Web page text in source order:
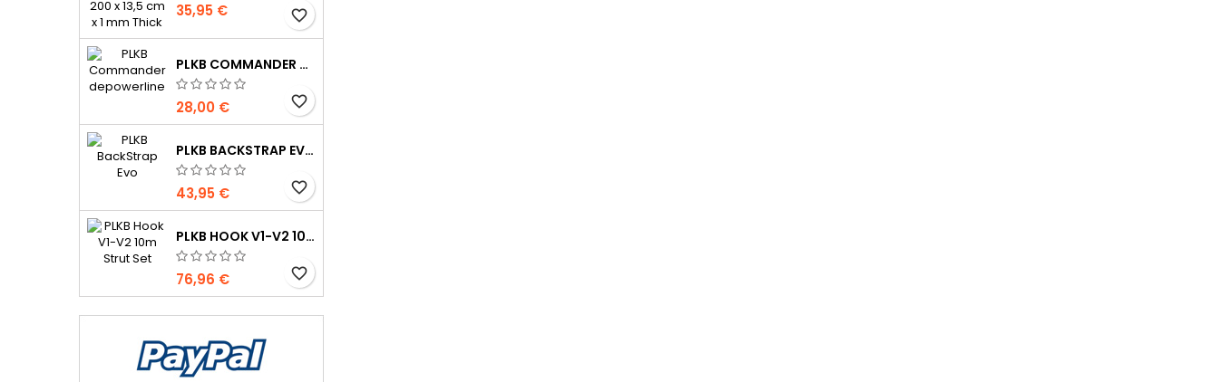
35,95 € favorite_border
PLKB COMMANDER DEPOWERLINE
28,00 € favorite_border
PLKB BACKSTRAP EVO
43,95 € favorite_border
PLKB HOOK V1-V2 10M JEU DE LATTES
76,96 € favorite_border